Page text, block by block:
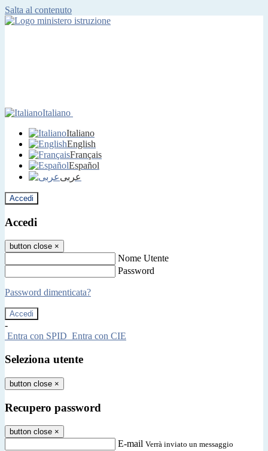
Salta al contenuto
Italiano
Italiano
English
Français
Español
عربى
Accedi
Accedi
button close ×
Nome Utente
Password
Password dimenticata?
-
Entra con SPID Entra con CIE
Seleziona utente
button close ×
Recupero password
button close ×
E-mail Verrà inviato un messaggio